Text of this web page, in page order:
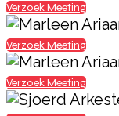
Verzoek Meeting
Verzoek Meeting
Verzoek Meeting